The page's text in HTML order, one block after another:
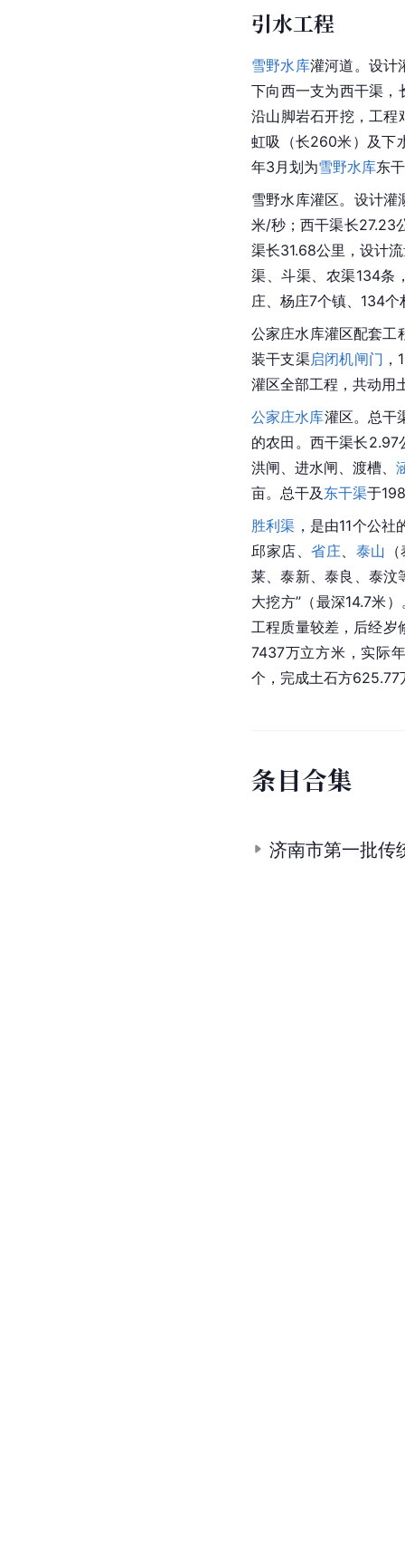
引水工程
雪野水库灌河道。设计
下向西一支为西干渠，
沿山脚岩石开挖，工程
虹吸（长260米）及下
年3月划为雪野水库东
雪野水库灌区。设计
米/秒；西干渠长27.23
渠长31.68公里，设计
渠、斗渠、农渠134条
庄、杨庄7个镇、134
公家庄水库灌区配套工
装干支渠启闭机闸门
灌区全部工程，共动用
公家庄水库灌区。总干
的农田。西干渠长
洪闸、进水闸、渡槽、
亩。总干及 东干渠于
胜利渠 ，是由11个公社
邱家店、省庄、 泰山
莱、泰新、泰良、泰汶
大挖方”（最深14.7米
工程质量较差，后经岁
7437万立方米，实际
个，完成土石方625.77
条目合集
济南市第一批传